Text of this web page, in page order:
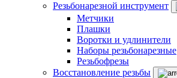
Резьбонарезной инструмент
Метчики
Плашки
Воротки и удлинители
Наборы резьбонарезные
Резьбофрезы
Восстановление резьбы